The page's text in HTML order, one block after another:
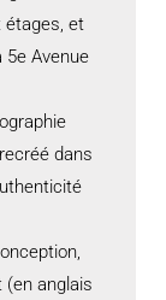
étages, et
5e Avenue
dans
(en anglais